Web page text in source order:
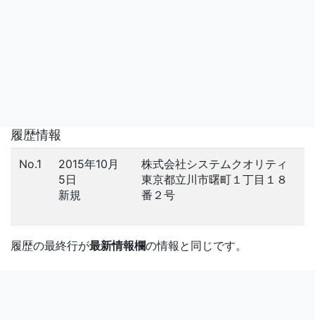
履歴情報
No.1
2015年10月
5日
新規
株式会社システムクオリティ
東京都立川市曙町１丁目１８
番２号
履歴の最終行が最新情報欄の情報と同じです。